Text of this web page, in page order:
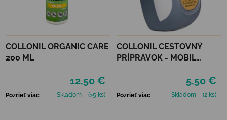
COLLONIL ORGANIC CARE
200 ML
12,50 €
Pozrieť viac Skladom (>5 ks)
COLLONIL CESTOVNÝ
PRÍPRAVOK - MOBIL
5,50 €
Pozrieť viac Skladom (2 ks)